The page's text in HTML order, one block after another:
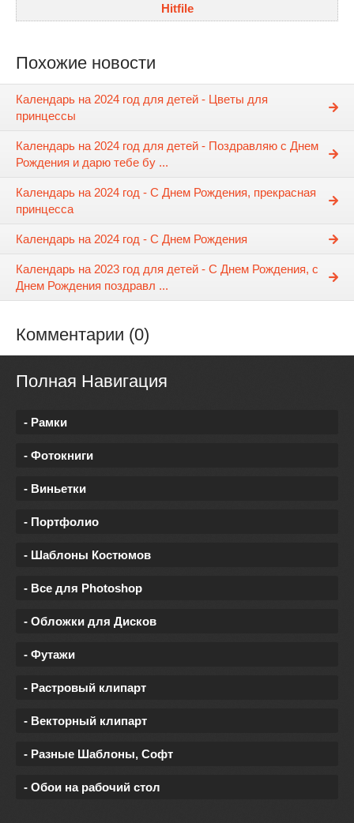
Hitfile
Похожие новости
Календарь на 2024 год для детей - Цветы для
принцессы
Календарь на 2024 год для детей - Поздравляю с Днем
Рождения и дарю тебе бу ...
Календарь на 2024 год - С Днем Рождения, прекрасная
принцесса
Календарь на 2024 год - С Днем Рождения
Календарь на 2023 год для детей - С Днем Рождения, с
Днем Рождения поздравл ...
Комментарии (0)
Полная Навигация
- Рамки
- Фотокниги
- Виньетки
- Портфолио
- Шаблоны Костюмов
- Все для Photoshop
- Обложки для Дисков
- Футажи
- Растровый клипарт
- Векторный клипарт
- Разные Шаблоны, Софт
- Обои на рабочий стол